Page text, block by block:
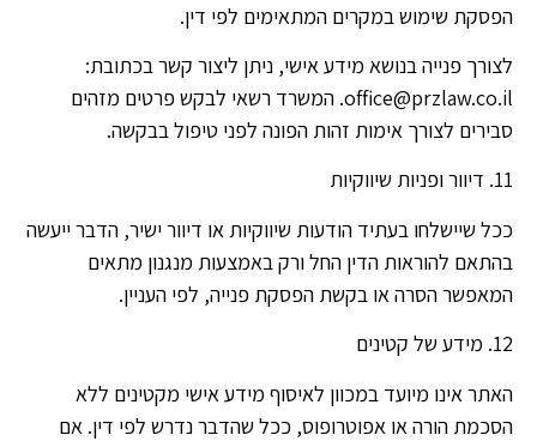
הפסקת שימוש במקרים המתאימים לפי דין.
לצורך פנייה בנושא מידע אישי, ניתן ליצור קשר בכתובת:
office@przlaw.co.il. המשרד רשאי לבקש פרטים מזהים
סבירים לצורך אימות זהות הפונה לפני טיפול בבקשה.
11. דיוור ופניות שיווקיות
ככל שיישלחו בעתיד הודעות שיווקיות או דיוור ישיר, הדבר ייעשה
בהתאם להוראות הדין החל ורק באמצעות מנגנון מתאים
המאפשר הסרה או בקשת הפסקת פנייה, לפי העניין.
12. מידע של קטינים
האתר אינו מיועד במכוון לאיסוף מידע אישי מקטינים ללא
הסכמת הורה או אפוטרופוס, ככל שהדבר נדרש לפי דין. אם